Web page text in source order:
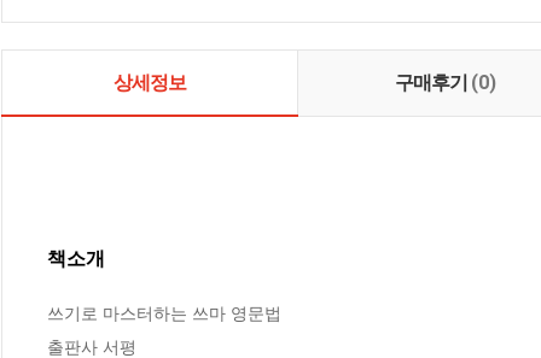
상세정보 구매후기 (0)
책소개
쓰기로 마스터하는 쓰마 영문법
출판사 서평